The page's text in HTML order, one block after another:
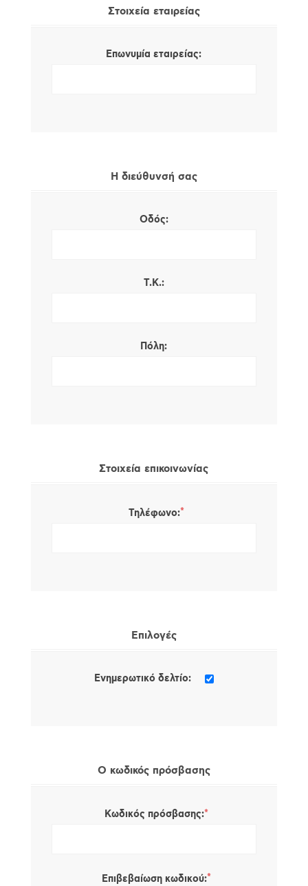
Στοιχεία εταιρείας
Επωνυμία εταιρείας:
Η διεύθυνσή σας
Οδός:
Τ.Κ.:
Πόλη:
Στοιχεία επικοινωνίας
Τηλέφωνο:*
Επιλογές
Ενημερωτικό δελτίο:
Ο κωδικός πρόσβασης
Κωδικός πρόσβασης:*
Επιβεβαίωση κωδικού:*